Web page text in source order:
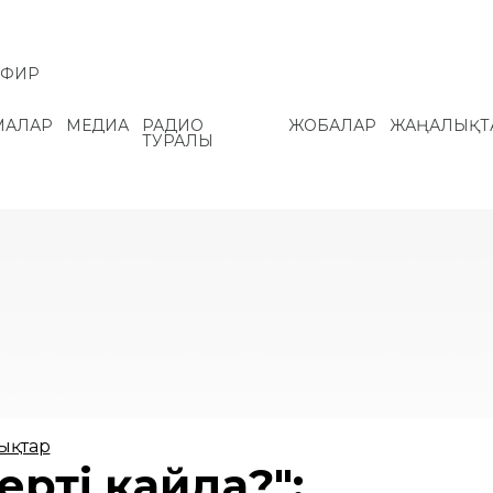
МЕДИА РАДИО
ТУРАЛЫ
ЖОБАЛАР